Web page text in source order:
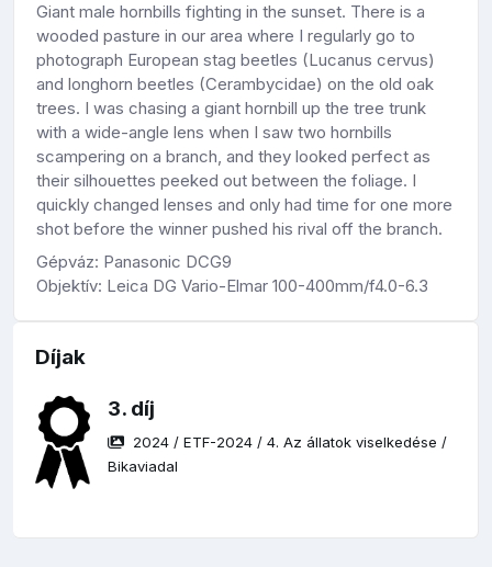
Giant male hornbills fighting in the sunset. There is a
wooded pasture in our area where I regularly go to
photograph European stag beetles (Lucanus cervus)
and longhorn beetles (Cerambycidae) on the old oak
trees. I was chasing a giant hornbill up the tree trunk
with a wide-angle lens when I saw two hornbills
scampering on a branch, and they looked perfect as
their silhouettes peeked out between the foliage. I
quickly changed lenses and only had time for one more
shot before the winner pushed his rival off the branch.
Gépváz: Panasonic DCG9
Objektív: Leica DG Vario-Elmar 100-400mm/f4.0-6.3
Díjak
3. díj
2024 /ETF-2024 /4. Az állatok viselkedése /
Bikaviadal